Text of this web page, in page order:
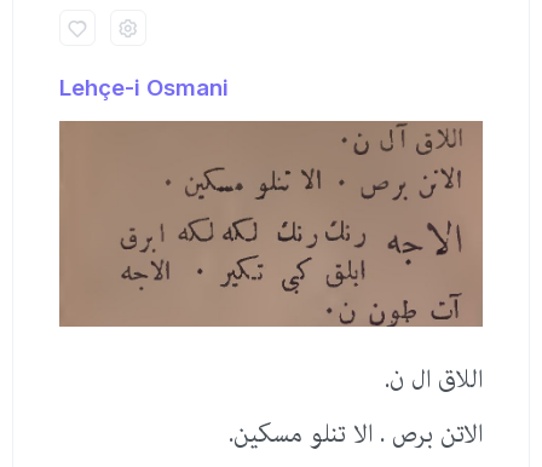
Lehçe-i Osmani
اللاق ال ن.
الاتن برص . الا تنلو مسكین.